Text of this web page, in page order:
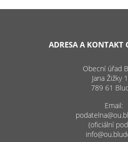
ADRESA A KONTAKT
Obecní úřad
Jana Žižky
789 61
Email:
(oficiální